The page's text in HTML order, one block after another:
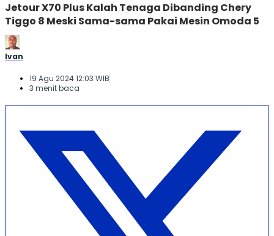
Jetour X70 Plus Kalah Tenaga Dibanding Chery
Tiggo 8 Meski Sama-sama Pakai Mesin Omoda 5
Ivan
19 Agu 2024 12:03 WIB
3 menit baca